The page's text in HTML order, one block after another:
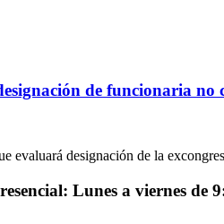
de funcionaria no
evaluará designación de la
Lunes a viernes de